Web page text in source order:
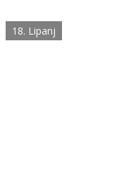
18. Lipanj